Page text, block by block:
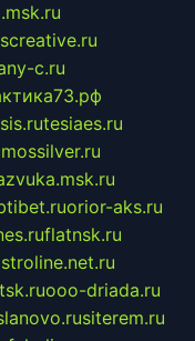
c.ru
tesiaes.ru
mossilver.ru
orior-aks.ru
flatnsk.ru
ooo-driada.ru
siterem.ru